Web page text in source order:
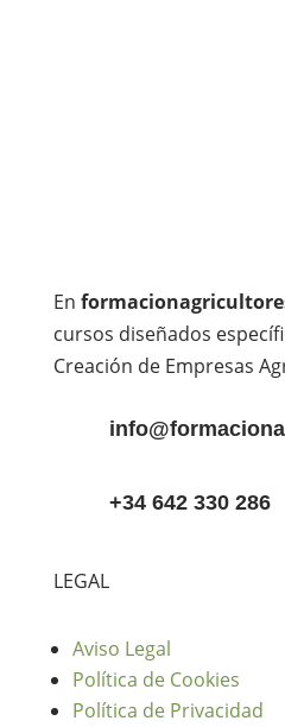
En
cursos diseñados
Creación de Empresas
+34 642 330 286
LEGAL
Aviso Legal
Política de Cookies
Política de Privacidad